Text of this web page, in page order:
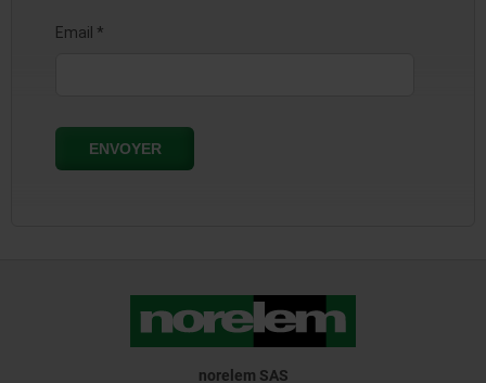
norelem SAS